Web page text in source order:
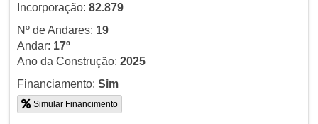
Incorporação: 82.879
Nº de Andares: 19
Andar: 17º
Ano da Construção: 2025
Financiamento: Sim
Simular Financimento